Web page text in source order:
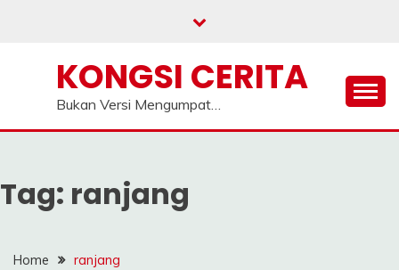
KONGSI CERITA
Bukan Versi Mengumpat…
Tag: ranjang
Home ranjang